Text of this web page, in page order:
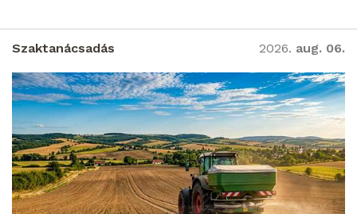
Szaktanácsadás 2026. aug. 06.